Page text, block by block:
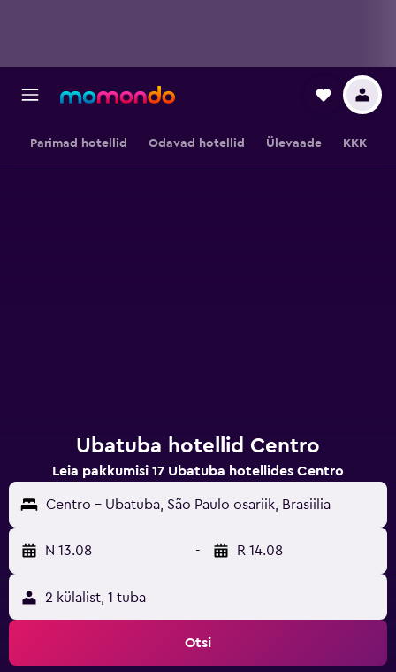
Parimad hotellid Odavad hotellid Ülevaade KKK
Ubatuba hotellid Centro
Leia pakkumisi 17 Ubatuba hotellides Centro
Centro - Ubatuba, São Paulo osariik, Brasiilia
N 13.08 - R 14.08
2 külalist, 1 tuba
Otsi